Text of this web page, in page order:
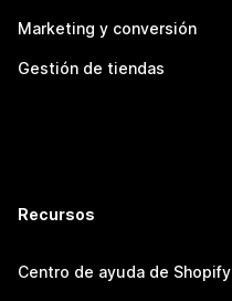
Marketing y conversión
Gestión de tiendas
Recursos
Centro de ayuda de Shopify